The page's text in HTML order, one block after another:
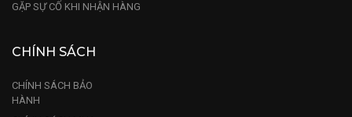
GẶP SỰ CỐ KHI NHẬN HÀNG
CHÍNH SÁCH
CHÍNH SÁCH BẢO
HÀNH